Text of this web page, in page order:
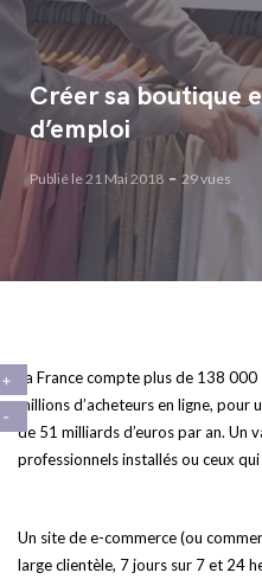
Créer sa boutique
d’emploi
Publié le 21 Mai 2018 29 vues
La France compte plus de 138
millions d’acheteurs en ligne, pour
de 51 milliards d’euros par an. Un
professionnels installés ou ceux
Un site de e-commerce (ou
large clientèle, 7 jours sur 7 et 24